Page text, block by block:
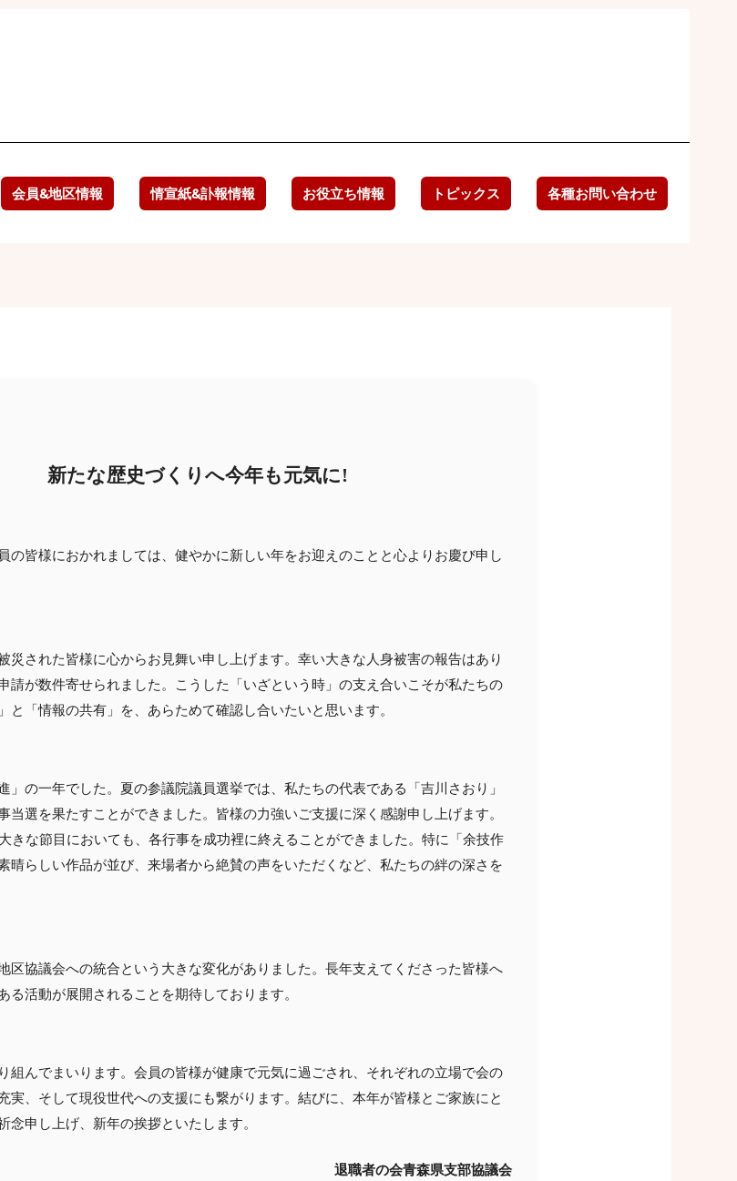
会員&地区情報 情宣紙&訃報情報 お役立ち情報 トピックス 各種お問い合わせ
新たな歴史づくりへ今年も元気に!
の皆様におかれましては、健やかに新しい年をお迎えのことと心よりお慶び申し
災された皆様に心からお見舞い申し上げます。幸い大きな人身被害の報告はあり
請が数件寄せられました。こうした「いざという時」の支え合いこそが私たちの
と「情報の共有」を、あらためて確認し合いたいと思います。
」の一年でした。夏の参議院議員選挙では、私たちの代表である「吉川さおり」
選を果たすことができました。皆様の力強いご支援に深く感謝申し上げます。
きな節目においても、各行事を成功裡に終えることができました。特に「余技作
晴らしい作品が並び、来場者から絶賛の声をいただくなど、私たちの絆の深さを
区協議会への統合という大きな変化がありました。長年支えてくださった皆様へ
活動が展開されることを期待しております。
組んでまいります。会員の皆様が健康で元気に過ごされ、それぞれの立場で会の
実、そして現役世代への支援にも繋がります。結びに、本年が皆様とご家族にと
申し上げ、新年の挨拶といたします。
退職者の会青森県支部協議会